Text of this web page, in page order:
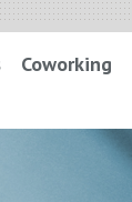
Coworking